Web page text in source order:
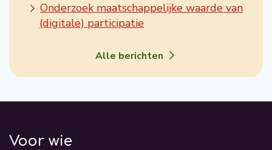
Onderzoek maatschappelijke waarde van
(digitale) participatie
Alle berichten
Voor wie